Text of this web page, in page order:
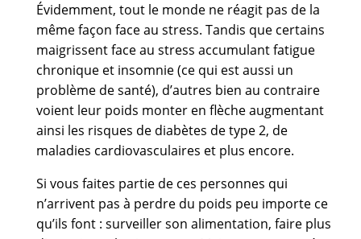
Évidemment, tout le monde ne réagit pas de la
même façon face au stress. Tandis que certains
maigrissent face au stress accumulant fatigue
chronique et insomnie (ce qui est aussi un
problème de santé), d’autres bien au contraire
voient leur poids monter en flèche augmentant
ainsi les risques de diabètes de type 2, de
maladies cardiovasculaires et plus encore.
Si vous faites partie de ces personnes qui
n’arrivent pas à perdre du poids peu importe ce
qu’ils font : surveiller son alimentation, faire plus